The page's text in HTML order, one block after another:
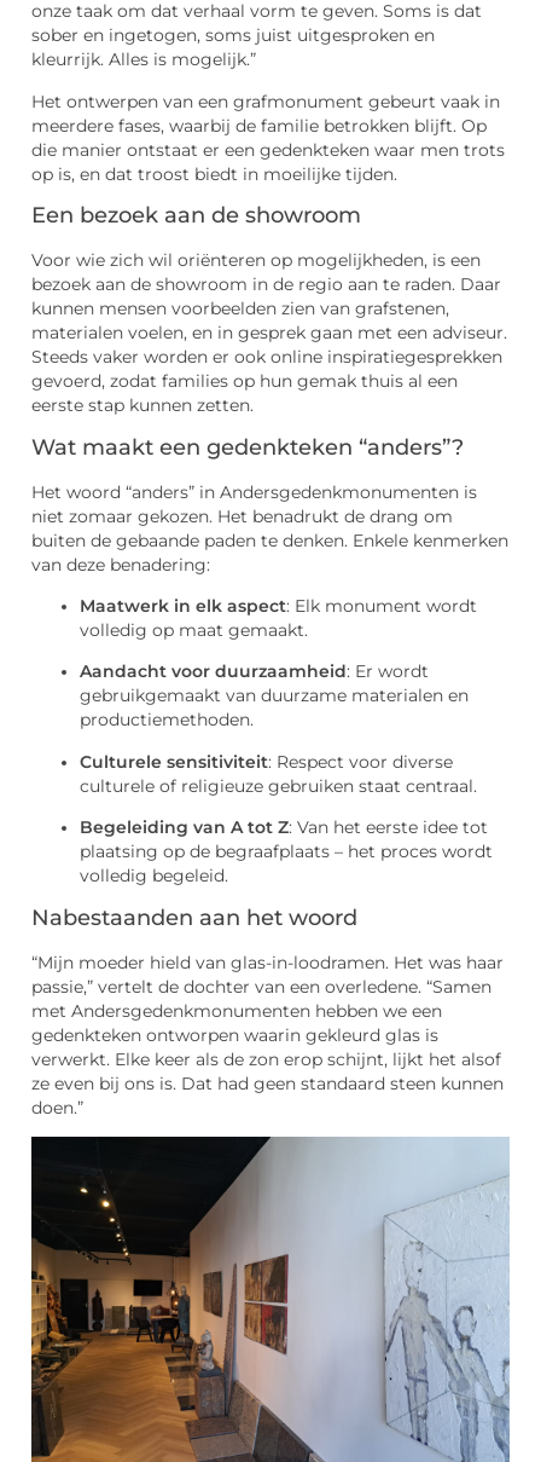
onze taak om dat verhaal vorm te geven. Soms is dat
sober en ingetogen, soms juist uitgesproken en
kleurrijk. Alles is mogelijk.”
Het ontwerpen van een grafmonument gebeurt vaak in
meerdere fases, waarbij de familie betrokken blijft. Op
die manier ontstaat er een gedenkteken waar men trots
op is, en dat troost biedt in moeilijke tijden.
Een bezoek aan de showroom
Voor wie zich wil oriënteren op mogelijkheden, is een
bezoek aan de showroom in de regio aan te raden. Daar
kunnen mensen voorbeelden zien van grafstenen,
materialen voelen, en in gesprek gaan met een adviseur.
Steeds vaker worden er ook online inspiratiegesprekken
gevoerd, zodat families op hun gemak thuis al een
eerste stap kunnen zetten.
Wat maakt een gedenkteken “anders”?
Het woord “anders” in Andersgedenkmonumenten is
niet zomaar gekozen. Het benadrukt de drang om
buiten de gebaande paden te denken. Enkele kenmerken
van deze benadering:
Maatwerk in elk aspect: Elk monument wordt
volledig op maat gemaakt.
Aandacht voor duurzaamheid: Er wordt
gebruikgemaakt van duurzame materialen en
productiemethoden.
Culturele sensitiviteit: Respect voor diverse
culturele of religieuze gebruiken staat centraal.
Begeleiding van A tot Z: Van het eerste idee tot
plaatsing op de begraafplaats – het proces wordt
volledig begeleid.
Nabestaanden aan het woord
“Mijn moeder hield van glas-in-loodramen. Het was haar
passie,” vertelt de dochter van een overledene. “Samen
met Andersgedenkmonumenten hebben we een
gedenkteken ontworpen waarin gekleurd glas is
verwerkt. Elke keer als de zon erop schijnt, lijkt het alsof
ze even bij ons is. Dat had geen standaard steen kunnen
doen.”